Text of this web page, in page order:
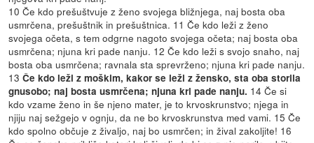
10 Če kdo prešuštvuje z ženo svojega bližnjega, naj bosta oba
usmrčena, prešuštnik in prešuštnica. 11 Če kdo leži z ženo
svojega očeta, s tem odgrne nagoto svojega očeta; naj bosta oba
usmrčena; njuna kri pade nanju. 12 Če kdo leži s svojo snaho, naj
bosta oba usmrčena; ravnala sta sprevrženo; njuna kri pade nanju.
13Če kdo leži z moškim, kakor se leži z žensko, sta oba storila
gnusobo; naj bosta usmrčena; njuna kri pade nanju. 14 Če si
kdo vzame ženo in še njeno mater, je to krvoskrunstvo; njega in
njiju naj sežgejo v ognju, da ne bo krvoskrunstva med vami. 15 Če
kdo spolno občuje z živaljo, naj bo usmrčen; in žival zakoljite! 16